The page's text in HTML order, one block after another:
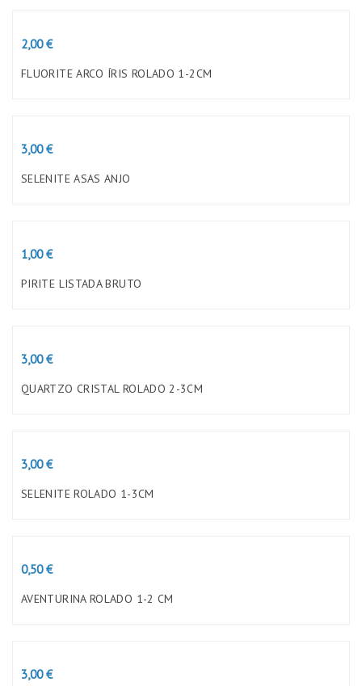
Preço
2,00 €
FLUORITE ARCO ÍRIS ROLADO 1-2CM
Preço
3,00 €
SELENITE ASAS ANJO
Preço
1,00 €
PIRITE LISTADA BRUTO
Preço
3,00 €
QUARTZO CRISTAL ROLADO 2-3CM
Preço
3,00 €
SELENITE ROLADO 1-3CM
Preço
0,50 €
AVENTURINA ROLADO 1-2 CM
Preço
3,00 €